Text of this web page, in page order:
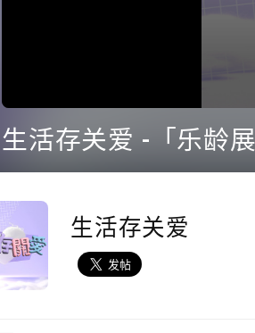
seconds
of
minutes,
seconds
生活存关爱 -「乐龄
生活存关爱